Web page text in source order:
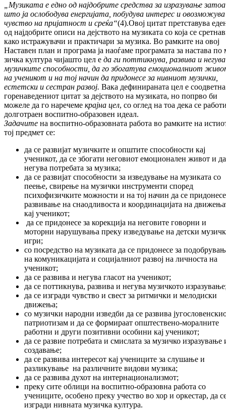
„Музиката е едно од најдобрите средства за изразување затоа
што ја ослободува енергијата, побудува интерес и овозможува
чувство на пријатност и среќа“(4).Овој ци­тат претставува
од најдобрите описи на деј­ството на музиката со која се
ка­ко истражувачи и практичари за музика. Во рамките на овој
Наставен план и про­гра­ма ја наоѓаме програмата за настава
зич­ка култура чијашто цел е да ги поттикнува, развива и негува
музичките способности, да го збогатува емоционалниот
на ученикот и на тој начин да придонесе за нивниот музички,
естетски и сестран развој. Вака дефинираната цел е
го­ренаведениот цитат за дејството на му­зи­ка­та, но попрво би
можеле да го наречеме крајна цел, со оглед на тоа дека се
до­лготраен воспитно-образовен идеал.
Задачите на воспитно-образовната работа во рамките на
тој предмет се:
да се развијат музичките и општите спо­соб­ности кај
ученикот, да се збогати не­го­виот емоционален живот и да
негува по­тре­бата за музика;
да се развијат способности за изве­ду­ва­ње на музиката со
пеење, свирење на му­зич­ки инструменти според
психофизичките мож­ности и на тој начин да се
раз­вивање на снаодливоста и коорди­на­ци­ја­та на
кај ученикот;
да се придонесе за корекција на не­го­ви­те го­ворни и
моторни нарушувања преку изве­дување на детски
игри;
со посредство на музиката да се при­до­не­се за
на комуникацијата и со­цијалниот развој на личноста на
ученикот;
да се развива и негува гласот на уче­ни­кот;
да се поттикнува, развива и негува му­зич­кото
да се изгради чувство и свест за рит­мич­ки и мелодиски
движења;
со музички народни изведби да се раз­ви­ва
патриотизам и да се фор­ми­раат општествено-моралните
работни и дру­ги позитивни особини кај ученикот;
да се развие потребата и смислата за му­зич­ко изразување
создавање;
да се развива интересот кај учениците за слу­шање и
разликување на различните ви­до­ви музика;
да се развива духот на интер­нацио­на­лиз­мот;
преку сите облици на воспитно-обра­зов­на работа со
учениците, особено преку учест­во во хор и оркестар, да
изгради нив­ната музичка култура.